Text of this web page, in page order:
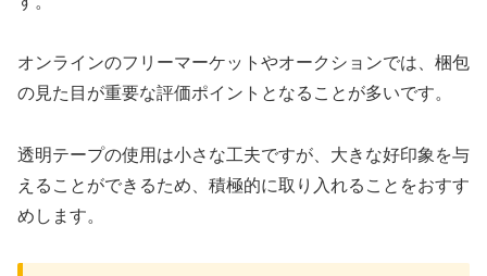
オンラインのフリーマーケットやオークションでは、梱包
の見た目が重要な評価ポイントとなることが多いです。
透明テープの使用は小さな工夫ですが、大きな好印象を与
えることができるため、積極的に取り入れることをおすす
めします。